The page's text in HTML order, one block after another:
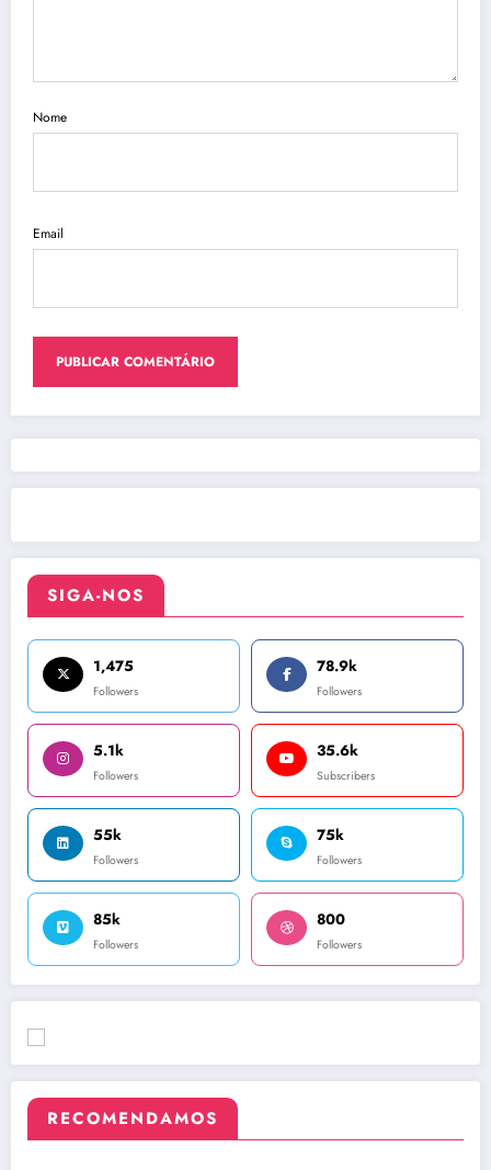
SIGA-NOS
1,475
Followers
78.9k
Followers
5.1k
Followers
35.6k
Subscribers
55k
Followers
75k
Followers
85k
Followers
800
Followers
RECOMENDAMOS
Nome
Email